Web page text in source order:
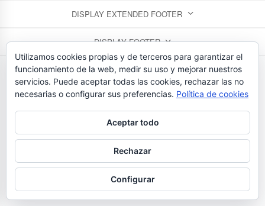
DISPLAY EXTENDED FOOTER
DISPLAY FOOTER
FLORISTERIAS BEDUNIA - TEL. 923 26 43 24
Utilizamos cookies propias y de terceros para garantizar el
funcionamiento de la web, medir su uso y mejorar nuestros
servicios. Puede aceptar todas las cookies, rechazar las no
necesarias o configurar sus preferencias. Política de cookies
Aceptar todo
Rechazar
Configurar